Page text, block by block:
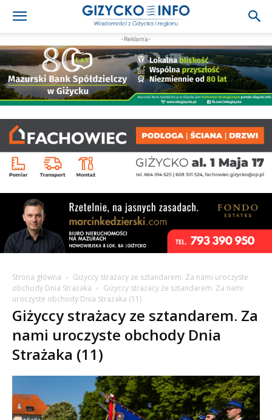
-Reklama-
Strona główna
Giżyccy strażacy ze sztandarem. Za nami uroczyste
obchody Dnia Strażaka
Giżyccy strażacy ze sztandarem. Za nami
uroczyste obchody Dnia Strażaka (11)
Giżyccy strażacy ze sztandarem. Za
nami uroczyste obchody Dnia
Strażaka (11)